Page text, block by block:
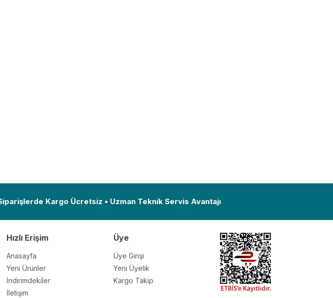
Kargo Ücretsiz • Uzman Teknik Servis Avantajı
Hızlı Erişim
Anasayfa
Yeni Ürünler
İndirimdekiler
İletişim
Üye
Üye Girişi
Yeni Üyelik
Kargo Takip